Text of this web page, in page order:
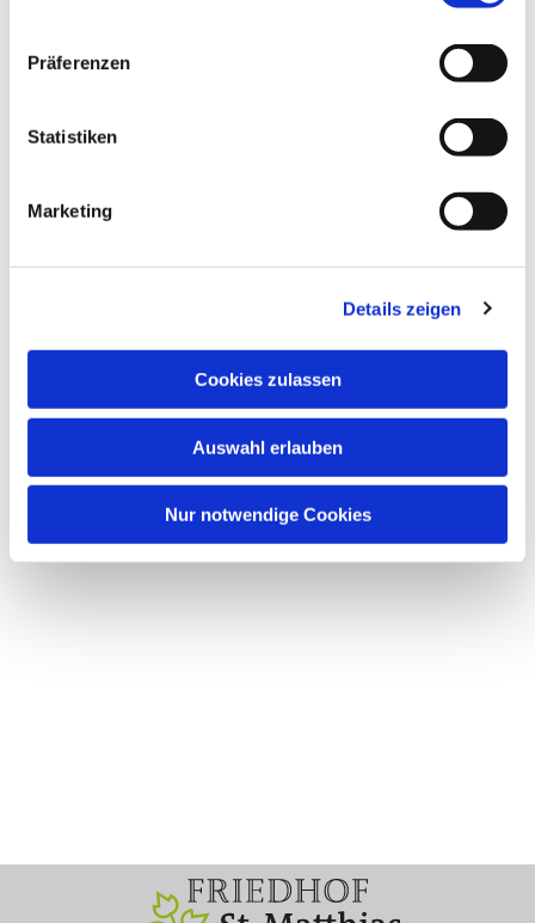
Präferenzen
Statistiken
Marketing
Details zeigen
Cookies zulassen
Auswahl erlauben
Nur notwendige Cookies